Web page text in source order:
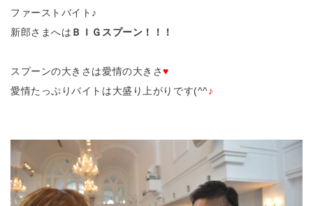
ファーストバイト♪
新郎さまへは ＢＩＧスプーン！！！
スプーンの大きさは愛情の大きさ♥
愛情たっぷりバイトは大盛り上がりです(^^♪